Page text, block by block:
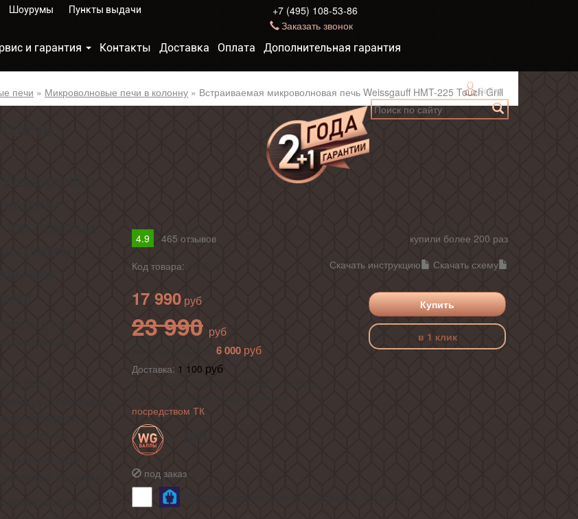
Шоурумы Пункты выдачи
+7 (495) 108-53-86
Заказать звонок
и гарантия Контакты Доставка Оплата Дополнительная гарантия
Войти
печи » Микроволновые печи в колонну » Встраиваемая микроволновая печь Weissgauff HMT-225 Touch Grill
4.9 465 отзывов
Код товара:
17 990
23 990
6 000
Доставка: 1 100
посредством ТК
под заказ
купили более 200 раз
Скачать инструкцию
Скачать схему
Купить
в 1 клик